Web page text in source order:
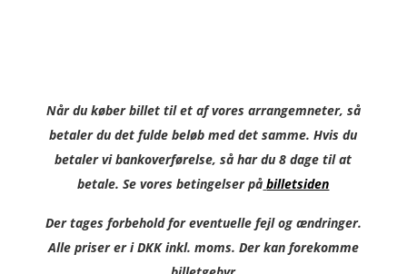
Når du køber billet til et af vores arrangemneter, så
betaler du det fulde beløb med det samme. Hvis du
betaler vi bankoverførelse, så har du 8 dage til at
betale. Se vores betingelser på billetsiden
Der tages forbehold for eventuelle fejl og ændringer.
Alle priser er i DKK inkl. moms. Der kan forekomme